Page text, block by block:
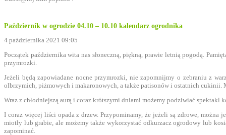
Październik w ogrodzie 04.10 – 10.10 kalendarz ogrodnika
4 października 2021 09:05
Początek października wita nas słoneczną, piękną, prawie letnią pogodą.
przymrozki.
Jeżeli będą zapowiadane nocne przymrozki, nie zapomnijmy o zebraniu z
olbrzymich, piżmowych i makaronowych, a także patisonów i ostatnich cukinii.
Wraz z chłodniejszą aurą i coraz krótszymi dniami możemy podziwiać
I coraz więcej liści opada z drzew. Przypominamy, że jeżeli są zdrowe,
miotły lub grabie, ale możemy także wykorzystać odkurzacz ogrodowy lub
zapominać.